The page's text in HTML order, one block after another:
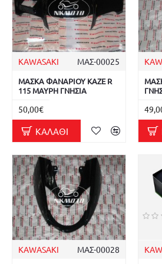
KAWASAKI ΜΑΣ-00025
ΜΑΣΚΑ ΦΑΝΑΡΙΟΥ KAZE R
115 ΜΑΥΡΗ ΓΝΗΣΙΑ
50,00€
ΚΑΛΆΘΙ
KAWASAKI ΜΑΣ-00028